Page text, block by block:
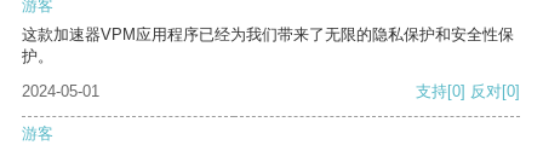
游客
这款加速器VPM应用程序已经为我们带来了无限的隐私保护和安全性保
护。
2024-05-01
支持[0] 反对[0]
游客